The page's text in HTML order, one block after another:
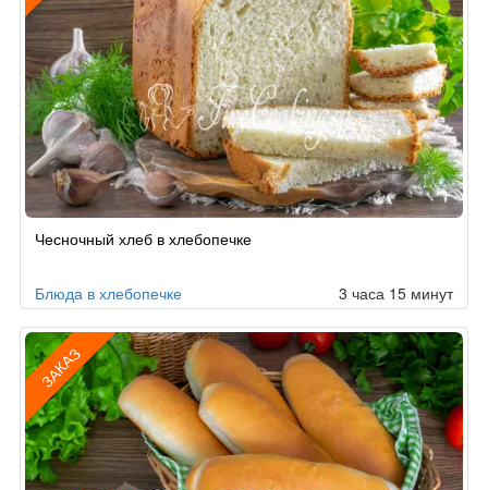
поЧесночный хлеб в хлебопечке
Блюда в хлебопечке 3 часа 15 минут
ЗАКАЗ